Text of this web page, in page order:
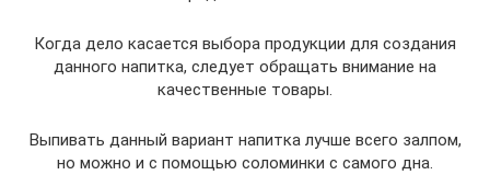
Когда дело касается выбора продукции для создания
данного напитка, следует обращать внимание на
качественные товары.
Выпивать данный вариант напитка лучше всего залпом,
но можно и с помощью соломинки с самого дна.